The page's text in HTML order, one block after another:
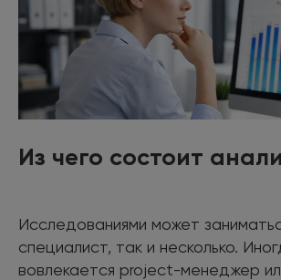
Из чего состоит
Исследованиями может
специалист, так и несколько.
вовлекается project-менеджер